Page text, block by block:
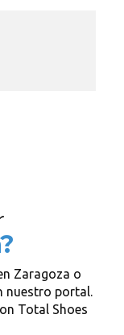
Zaragoza o
nuestro portal.
Total Shoes